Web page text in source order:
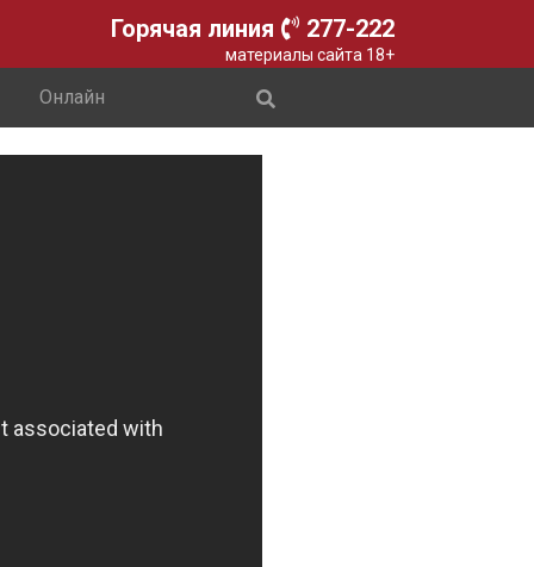
Горячая линия 277-222
материалы сайта 18+
Онлайн